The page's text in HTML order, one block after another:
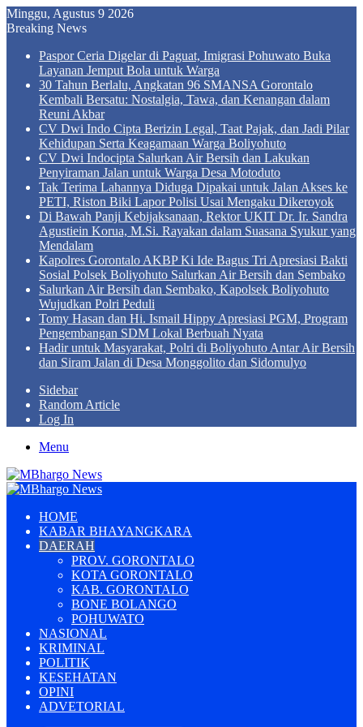
Minggu, Agustus 9 2026
Breaking News
Paspor Ceria Digelar di Paguat, Imigrasi Pohuwato Buka
Layanan Jemput Bola untuk Warga
30 Tahun Berlalu, Angkatan 96 SMANSA Gorontalo
Kembali Bersatu: Nostalgia, Tawa, dan Kenangan dalam
Reuni Akbar
CV Dwi Indo Cipta Berizin Legal, Taat Pajak, dan Jadi Pilar
Kehidupan Serta Keagamaan Warga Boliyohuto
CV Dwi Indocipta Salurkan Air Bersih dan Lakukan
Penyiraman Jalan untuk Warga Desa Motoduto
Tak Terima Lahannya Diduga Dipakai untuk Jalan Akses ke
PETI, Riston Biki Lapor Polisi Usai Mengaku Dikeroyok
Di Bawah Panji Kebijaksanaan, Rektor UKIT Dr. Ir. Sandra
Agustiein Korua, M.Si. Rayakan dalam Suasana Syukur yang
Mendalam
Kapolres Gorontalo AKBP Ki Ide Bagus Tri Apresiasi Bakti
Sosial Polsek Boliyohuto Salurkan Air Bersih dan Sembako
Salurkan Air Bersih dan Sembako, Kapolsek Boliyohuto
Wujudkan Polri Peduli
Tomy Hasan dan Hi. Ismail Hippy Apresiasi PGM, Program
Pengembangan SDM Lokal Berbuah Nyata
Hadir untuk Masyarakat, Polri di Boliyohuto Antar Air Bersih
dan Siram Jalan di Desa Monggolito dan Sidomulyo
Sidebar
Random Article
Log In
Menu
HOME
KABAR BHAYANGKARA
DAERAH
PROV. GORONTALO
KOTA GORONTALO
KAB. GORONTALO
BONE BOLANGO
POHUWATO
NASIONAL
KRIMINAL
POLITIK
KESEHATAN
OPINI
ADVETORIAL